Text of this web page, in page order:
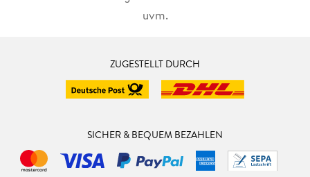
uvm.
ZUGESTELLT DURCH
SICHER & BEQUEM BEZAHLEN